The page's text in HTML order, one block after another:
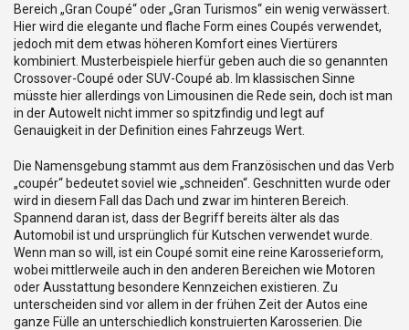
Bereich „Gran Coupé“ oder „Gran Turismos“ ein wenig verwässert.
Hier wird die elegante und flache Form eines Coupés verwendet,
jedoch mit dem etwas höheren Komfort eines Viertürers
kombiniert. Musterbeispiele hierfür geben auch die so genannten
Crossover-Coupé oder SUV-Coupé ab. Im klassischen Sinne
müsste hier allerdings von Limousinen die Rede sein, doch ist man
in der Autowelt nicht immer so spitzfindig und legt auf
Genauigkeit in der Definition eines Fahrzeugs Wert.
Die Namensgebung stammt aus dem Französischen und das Verb
„coupér“ bedeutet soviel wie „schneiden“. Geschnitten wurde oder
wird in diesem Fall das Dach und zwar im hinteren Bereich.
Spannend daran ist, dass der Begriff bereits älter als das
Automobil ist und ursprünglich für Kutschen verwendet wurde.
Wenn man so will, ist ein Coupé somit eine reine Karosserieform,
wobei mittlerweile auch in den anderen Bereichen wie Motoren
oder Ausstattung besondere Kennzeichen existieren. Zu
unterscheiden sind vor allem in der frühen Zeit der Autos eine
ganze Fülle an unterschiedlich konstruierten Karosserien. Die